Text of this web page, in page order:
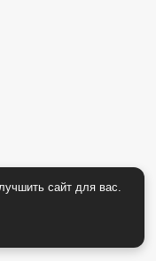
сайт для вас.